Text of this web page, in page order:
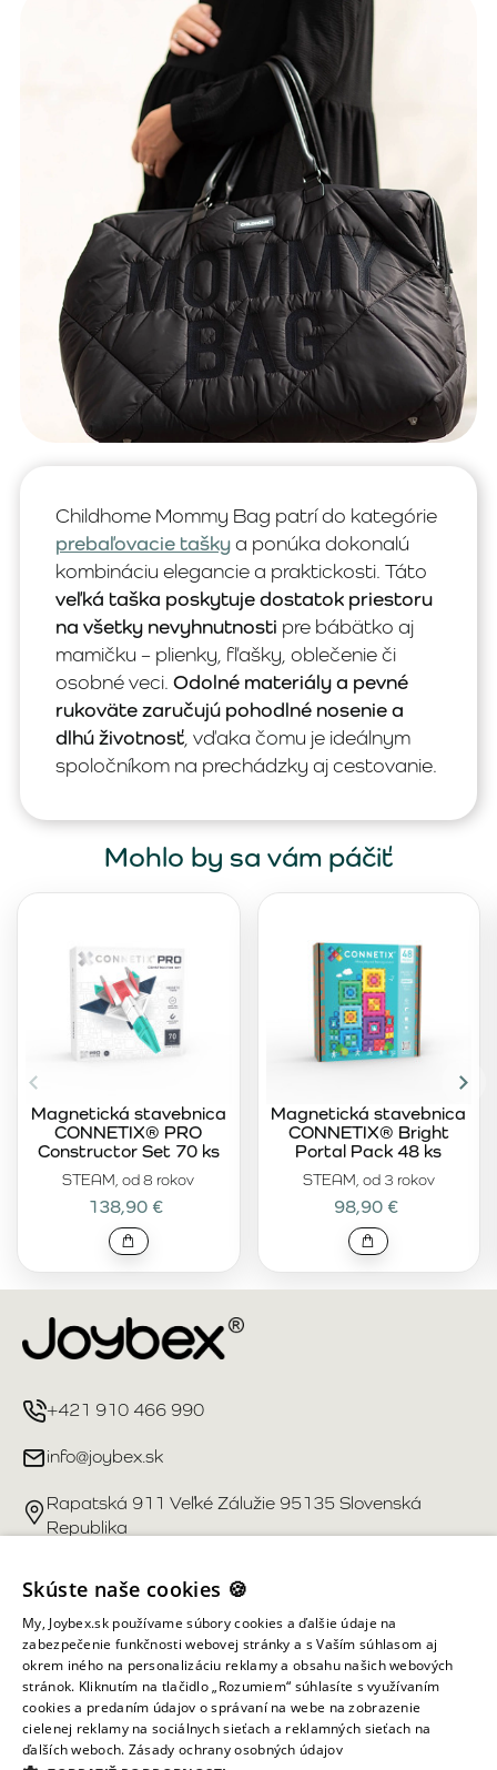
Childhome Mommy Bag patrí do kategórie
prebaľovacie taškya ponúka dokonalú
kombináciu elegancie a praktickosti. Táto
veľká taška poskytuje dostatok priestoru
na všetky nevyhnutnosti pre bábätko aj
mamičku – plienky, fľašky, oblečenie či
osobné veci. Odolné materiály a pevné
rukoväte zaručujú pohodlné nosenie a
dlhú životnosť , vďaka čomu je ideálnym
spoločníkom na prechádzky aj cestovanie.
Mohlo by sa vám páčiť
STEAM, od 8 rokov
Magnetická stavebnica
CONNETIX® PRO
Constructor Set 70 ks
138,90 €
STEAM, od 3 rokov
Magnetická stavebnica
CONNETIX® Bright
Portal Pack 48 ks
98,90 €
+421 910 466 990
info@joybex.sk
Rapatská 911 Veľké Zálužie 95135 Slovenská
Republika
Užitočné odkazy
Účet
Informácie obchodu
Skúste naše cookies 🍪
My, Joybex.sk používame súbory cookies a ďalšie údaje na
zabezpečenie funkčnosti webovej stránky a s Vaším súhlasom aj
okrem iného na personalizáciu reklamy a obsahu našich webových
stránok. Kliknutím na tlačidlo „Rozumiem“ súhlasíte s využívaním
cookies a predaním údajov o správaní na webe na zobrazenie
cielenej reklamy na sociálnych sieťach a reklamných sieťach na
ďalších weboch. Zásady ochrany osobných údajov